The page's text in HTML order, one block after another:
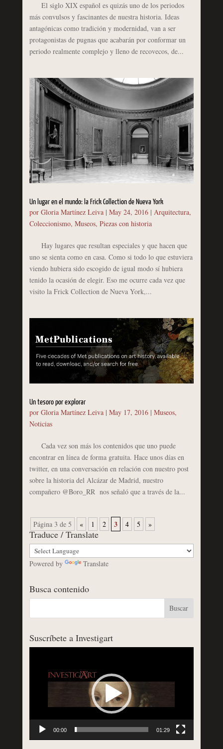
El siglo XIX español es quizás uno de los periodos
más convulsos y fascinantes de nuestra historia. Ideas
antagónicas como tradición y modernidad, van a ser
protagonistas de pugnas que acabarán por conformar un
periodo realmente complejo y lleno de recovecos, de...
Un lugar en el mundo: la Frick Collection de Nueva York
por Gloria Martínez Leiva| May 24, 2016| Arquitectura,
Coleccionismo, Museos, Piezas con historia
Hay lugares que resultan especiales y que hacen que
uno se sienta como en casa. Como si todo lo que estuviera
viendo hubiera sido escogido de igual modo sí hubiera
tenido la ocasión de elegir. Eso me ocurre cada vez que
visito la Frick Collection de Nueva York,...
Un tesoro por explorar
por Gloria Martínez Leiva| May 17, 2016| Museos,
Noticias
Cada vez son más los contenidos que uno puede
encontrar en línea de forma gratuita. Hace unos días en
twitter, en una conversación en relación con nuestro post
sobre la historia del Alcázar de Madrid, nuestro
compañero @Boro_RR nos señaló que a través de la...
Página 3 de 5 « 1 2 3 4 5 »
Traduce / Translate
Powered by Translate
Busca contenido
Suscríbete a Investigart
00:00 01:29